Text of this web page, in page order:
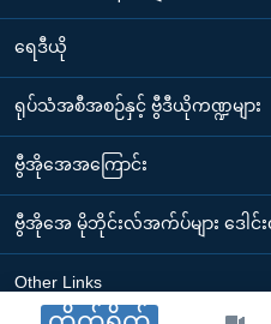
ရေဒီယို
ရုပ်သံအစီအစဉ်နှင့် ဗွီဒီယိုကဏ္ဍများ
ဗွီအိုအေအကြောင်း
ဗွီအိုအေ မိုဘိုင်းလ်အက်ပ်များ ဒေါ
Other Links